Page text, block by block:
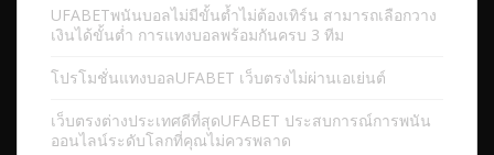
UFABETพนันบอลไม่มีขั้นต้ำไม่ต้องเทิร์น สามารถเลือกวาง
เงินได้ขั้นต่ำ การแทงบอลพร้อมกันครบ 3 ทีม
โปรโมชั่นแทงบอลUFABET เว็บตรงไม่ผ่านเอเย่นต์
เว็บตรงต่างประเทศดีที่สุดUFABET ประสบการณ์การพนัน
ออนไลน์ระดับโลกที่คุณไม่ควรพลาด